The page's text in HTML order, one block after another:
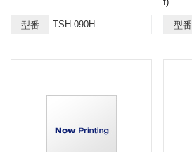
型番 TSH-090H 型番